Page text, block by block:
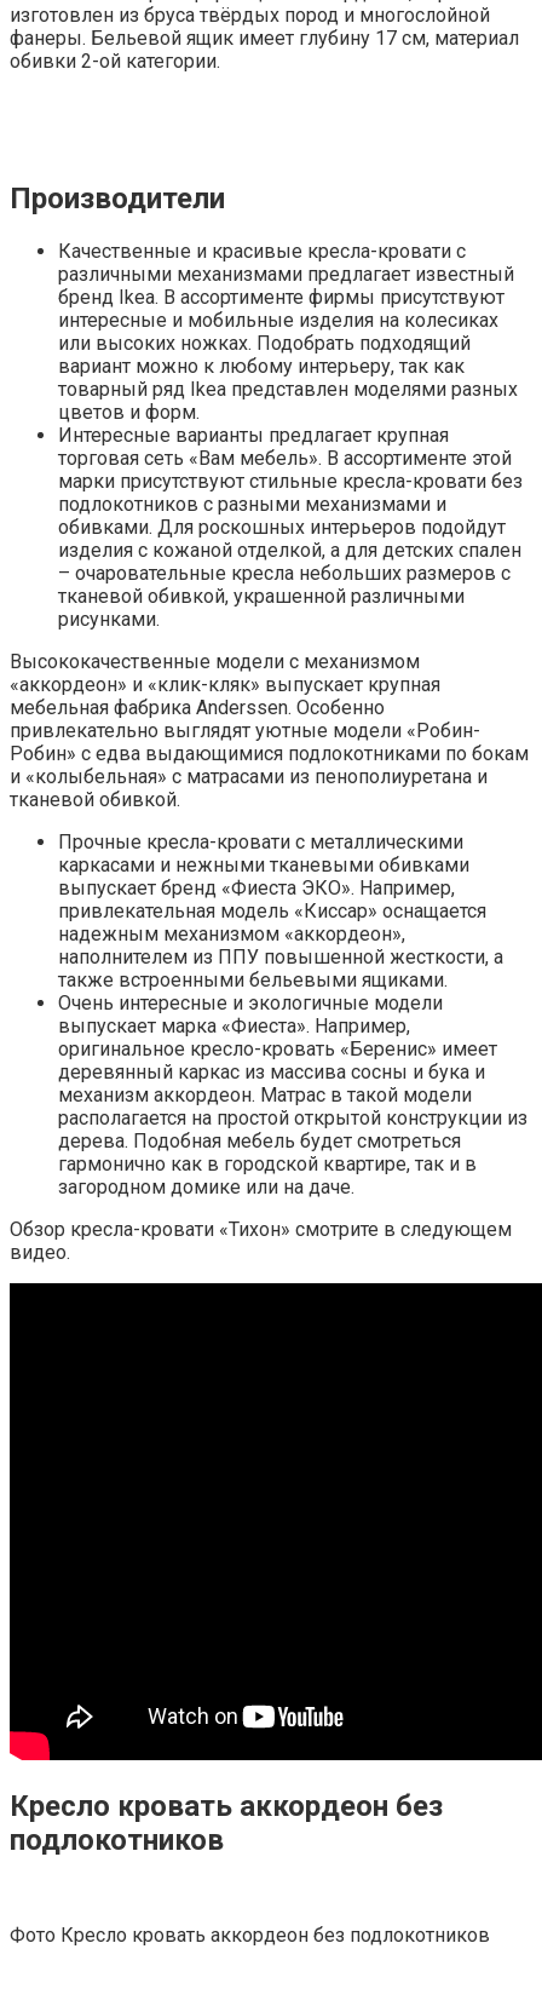
изготовлен из бруса твёрдых пород и многослойной
фанеры. Бельевой ящик имеет глубину 17 см, материал
обивки 2-ой категории.
Производители
Качественные и красивые кресла-кровати с
различными механизмами предлагает известный
бренд Ikea. В ассортименте фирмы присутствуют
интересные и мобильные изделия на колесиках
или высоких ножках. Подобрать подходящий
вариант можно к любому интерьеру, так как
товарный ряд Ikea представлен моделями разных
цветов и форм.
Интересные варианты предлагает крупная
торговая сеть «Вам мебель». В ассортименте этой
марки присутствуют стильные кресла-кровати без
подлокотников с разными механизмами и
обивками. Для роскошных интерьеров подойдут
изделия с кожаной отделкой, а для детских спален
– очаровательные кресла небольших размеров с
тканевой обивкой, украшенной различными
рисунками.
Высококачественные модели с механизмом
«аккордеон» и «клик-кляк» выпускает крупная
мебельная фабрика Anderssen. Особенно
привлекательно выглядят уютные модели «Робин-
Робин» с едва выдающимися подлокотниками по бокам
и «колыбельная» с матрасами из пенополиуретана и
тканевой обивкой.
Прочные кресла-кровати с металлическими
каркасами и нежными тканевыми обивками
выпускает бренд «Фиеста ЭКО». Например,
привлекательная модель «Киссар» оснащается
надежным механизмом «аккордеон»,
наполнителем из ППУ повышенной жесткости, а
также встроенными бельевыми ящиками.
Очень интересные и экологичные модели
выпускает марка «Фиеста». Например,
оригинальное кресло-кровать «Беренис» имеет
деревянный каркас из массива сосны и бука и
механизм аккордеон. Матрас в такой модели
располагается на простой открытой конструкции из
дерева. Подобная мебель будет смотреться
гармонично как в городской квартире, так и в
загородном домике или на даче.
Обзор кресла-кровати «Тихон» смотрите в следующем
видео.
Кресло кровать аккордеон без
подлокотников
Фото Кресло кровать аккордеон без подлокотников